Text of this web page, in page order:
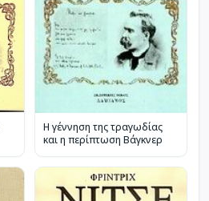
Η γέννηση της τραγωδίας
και η περίπτωση Βάγκνερ